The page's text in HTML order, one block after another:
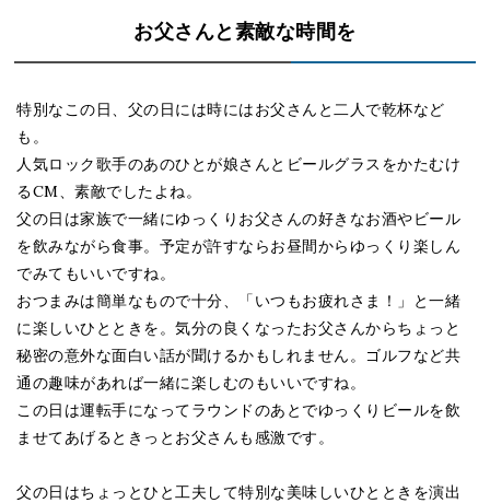
お父さんと素敵な時間を
特別なこの日、父の日には時にはお父さんと二人で乾杯など
も。
人気ロック歌手のあのひとが娘さんとビールグラスをかたむけ
るCM、素敵でしたよね。
父の日は家族で一緒にゆっくりお父さんの好きなお酒やビール
を飲みながら食事。予定が許すならお昼間からゆっくり楽しん
でみてもいいですね。
おつまみは簡単なもので十分、「いつもお疲れさま！」と一緒
に楽しいひとときを。気分の良くなったお父さんからちょっと
秘密の意外な面白い話が聞けるかもしれません。ゴルフなど共
通の趣味があれば一緒に楽しむのもいいですね。
この日は運転手になってラウンドのあとでゆっくりビールを飲
ませてあげるときっとお父さんも感激です。
父の日はちょっとひと工夫して特別な美味しいひとときを演出